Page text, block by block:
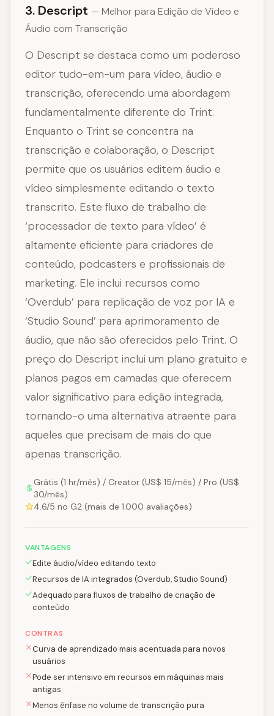
3. Descript — Melhor para Edição de Vídeo e
Áudio com Transcrição
O Descript se destaca como um poderoso
editor tudo-em-um para vídeo, áudio e
transcrição, oferecendo uma abordagem
fundamentalmente diferente do Trint.
Enquanto o Trint se concentra na
transcrição e colaboração, o Descript
permite que os usuários editem áudio e
vídeo simplesmente editando o texto
transcrito. Este fluxo de trabalho de
‘processador de texto para vídeo’ é
altamente eficiente para criadores de
conteúdo, podcasters e profissionais de
marketing. Ele inclui recursos como
‘Overdub’ para replicação de voz por IA e
‘Studio Sound’ para aprimoramento de
áudio, que não são oferecidos pelo Trint. O
preço do Descript inclui um plano gratuito e
planos pagos em camadas que oferecem
valor significativo para edição integrada,
tornando-o uma alternativa atraente para
aqueles que precisam de mais do que
apenas transcrição.
Grátis (1 hr/mês) / Creator (US$ 15/mês) / Pro (US$
30/mês)
4.6/5 no G2 (mais de 1.000 avaliações)
VANTAGENS
Edite áudio/vídeo editando texto
Recursos de IA integrados (Overdub, Studio Sound)
Adequado para fluxos de trabalho de criação de
conteúdo
CONTRAS
Curva de aprendizado mais acentuada para novos
usuários
Pode ser intensivo em recursos em máquinas mais
antigas
Menos ênfase no volume de transcrição pura